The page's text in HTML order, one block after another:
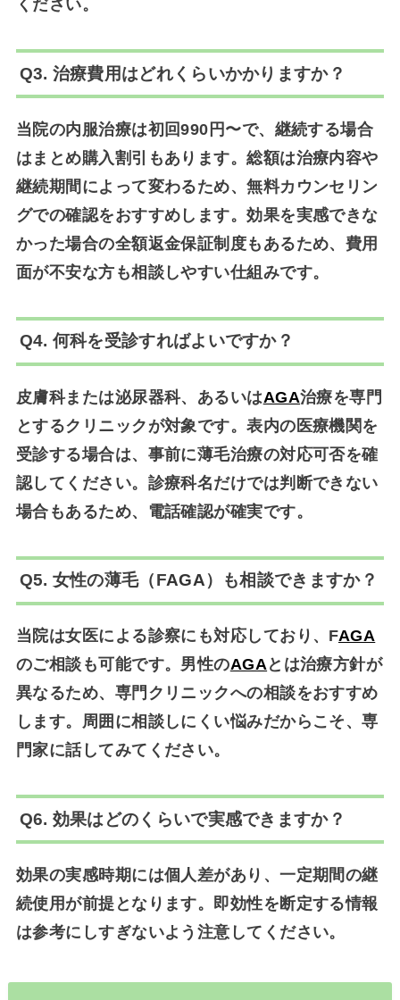
ください。
Q3. 治療費用はどれくらいかかりますか？
当院の内服治療は初回990円〜で、継続する場合
はまとめ購入割引もあります。総額は治療内容や
継続期間によって変わるため、無料カウンセリン
グでの確認をおすすめします。効果を実感できな
かった場合の全額返金保証制度もあるため、費用
面が不安な方も相談しやすい仕組みです。
Q4. 何科を受診すればよいですか？
皮膚科または泌尿器科、あるいはAGA治療を専門
とするクリニックが対象です。表内の医療機関を
受診する場合は、事前に薄毛治療の対応可否を確
認してください。診療科名だけでは判断できない
場合もあるため、電話確認が確実です。
Q5. 女性の薄毛（FAGA）も相談できますか？
当院は女医による診察にも対応しており、FAGA
のご相談も可能です。男性のAGAとは治療方針が
異なるため、専門クリニックへの相談をおすすめ
します。周囲に相談しにくい悩みだからこそ、専
門家に話してみてください。
Q6. 効果はどのくらいで実感できますか？
効果の実感時期には個人差があり、一定期間の継
続使用が前提となります。即効性を断定する情報
は参考にしすぎないよう注意してください。